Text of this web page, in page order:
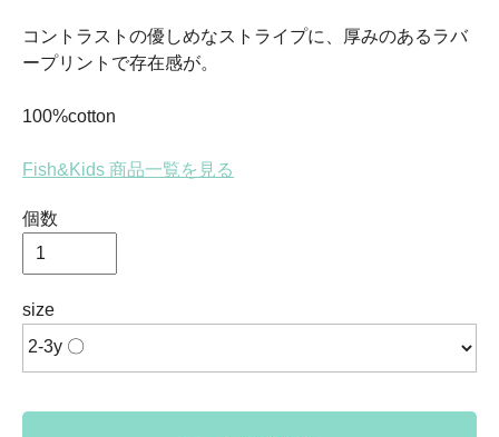
コントラストの優しめなストライプに、厚みのあるラバ
ープリントで存在感が。
100%cotton
Fish&Kids 商品一覧を見る
個数
size